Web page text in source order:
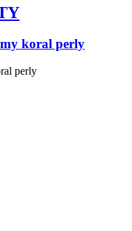
koral perly